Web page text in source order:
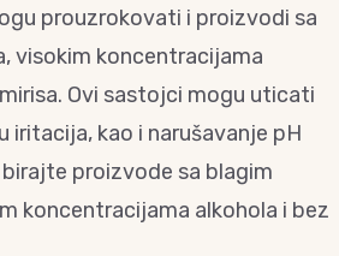
prouzrokovati i proizvodi sa
visokim koncentracijama
Ovi sastojci mogu uticati
iritacija, kao i narušavanje pH
proizvode sa blagim
koncentracijama alkohola i bez